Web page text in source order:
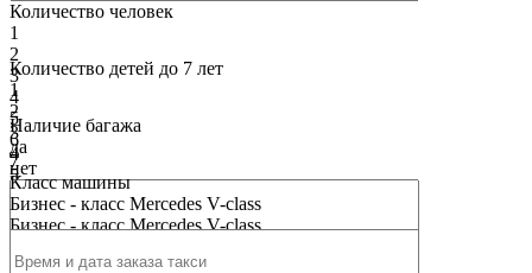
Количество человек
1
2
3
4
5
6
7
8
9
10
Количество детей до 7 лет
1
2
3
4
5
6
7
9
Наличие багажа
да
нет
Класс машины
Бизнес - класс Mercedes V-class
Бизнес - класс Mercedes V-class